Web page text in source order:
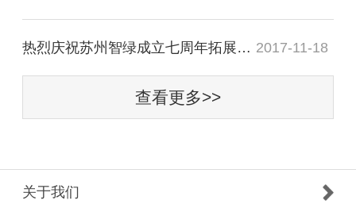
热烈庆祝苏州智绿成立七周年拓展训练活动圆满成功 2017-11-18
查看更多>>
关于我们